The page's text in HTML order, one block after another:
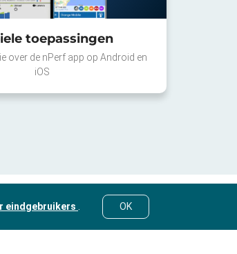
toepassingen
over de nPerf app op Android en
iOS
eindgebruikers OK